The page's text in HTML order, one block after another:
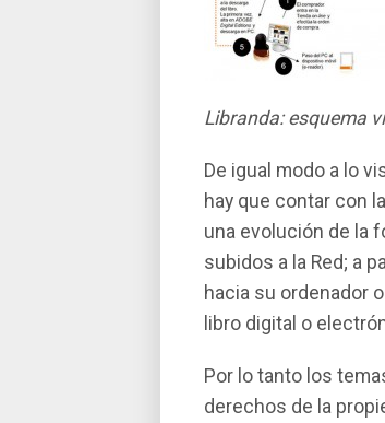
Libranda: esquema
De igual modo a lo
hay que contar con
una evolución de la
subidos a la Red; a
hacia su ordenador
libro digital o
Por lo tanto los
derechos de la